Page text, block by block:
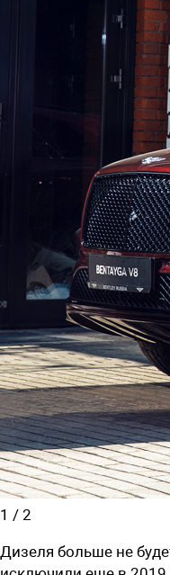
1 / 2
Дизеля больше не